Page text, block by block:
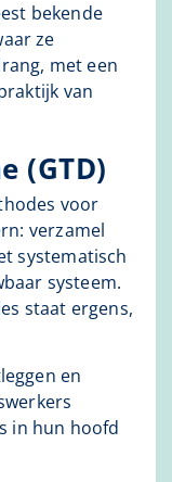
bekende
ze
met een
van
(GTD)
voor
verzamel
systematisch
systeem.
staat ergens,
en
in hun hoofd